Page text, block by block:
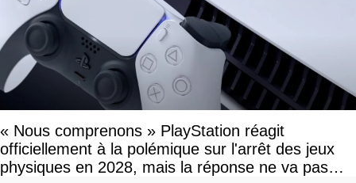
« Nous comprenons » PlayStation réagit
officiellement à la polémique sur l'arrêt des jeux
physiques en 2028, mais la réponse ne va pas